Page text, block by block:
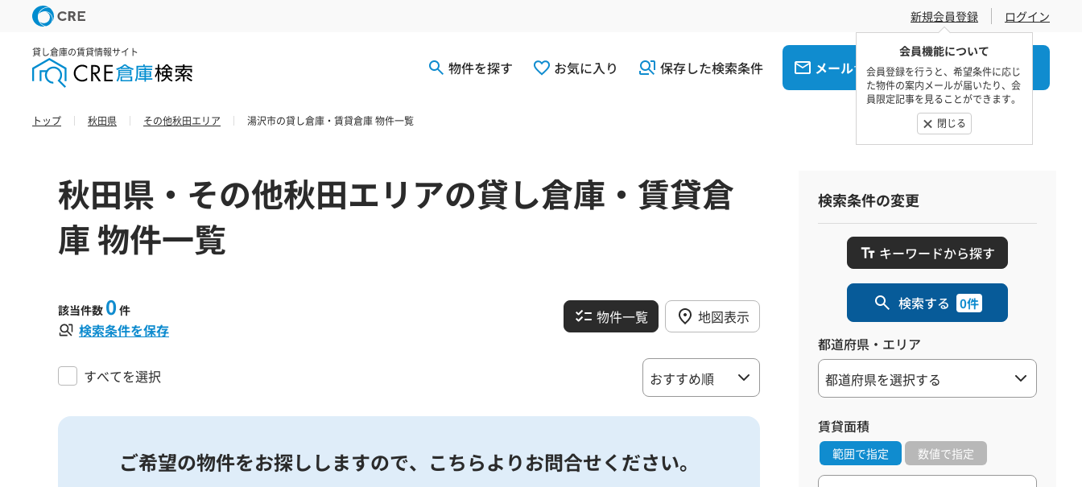
新規会員登録
会員機能について
会員登録を行うと、希望条件に応じ
た物件の案内メールが届いたり、会
員限定記事を見ることができます。
閉じる
ログイン
貸し倉庫の賃貸情報サイト
物件を探す お気に入り 保存した検索条件 メールでお問合せ 電話でお問合せ
トップ 秋田県 その他秋田エリア 湯沢市の貸し倉庫・賃貸倉庫 物件一覧
秋田県・その他秋田エリアの貸し倉庫・賃貸倉
庫 物件一覧
該当件数 0 件
検索条件を保存
物件一覧 地図表示
すべてを選択
ご希望の物件をお探ししますので、 こちらよりお問合せください。
検索条件の変更
キーワードから探す
検索する 0件
都道府県・エリア
賃貸面積
範囲で指定 数値で指定